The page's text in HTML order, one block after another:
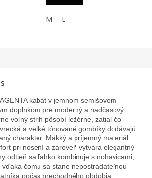
hviezdičiek.
M L
kabát v jemnom semišovom
doplnkom pre moderný a nadčasový
voľný strih pôsobí ležérne, zatiaľ čo
a veľké tónované gombíky dodávajú
charakter. Mäkký a príjemný materiál
pri nosení a zároveň vytvára elegantný
odtieň sa ľahko kombinuje s nohavicami,
vďaka čomu sa stane nepostrádateľnou
počas prechodného obdobia.